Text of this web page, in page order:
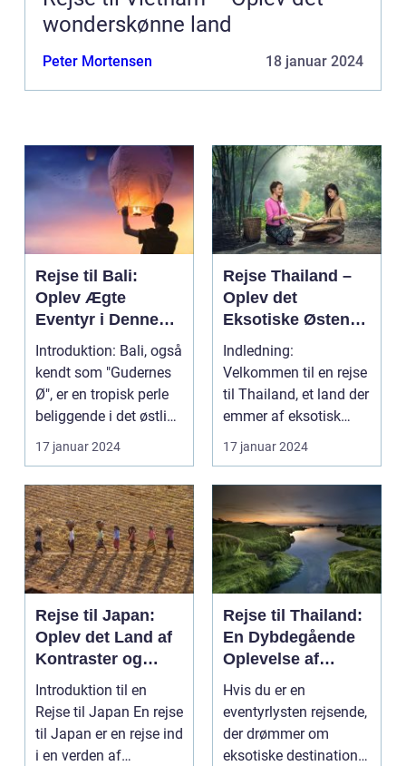
wonderskønne land
Peter Mortensen 18 januar 2024
Rejse til Bali:
Oplev Ægte
Eventyr i Denne
Indonesiske
Drømmedestinatio
n
Introduktion: Bali, også
kendt som "Gudernes
Ø", er en tropisk perle
beliggende i det østlige
Indon...
17 januar 2024
Rejse Thailand –
Oplev det
Eksotiske Østens
Vidunderland
Indledning:
Velkommen til en rejse
til Thailand, et land der
emmer af eksotisk
kultur, smukke strand...
17 januar 2024
Rejse til Japan:
Oplev det Land af
Kontraster og
Skønhed
Introduktion til en
Rejse til Japan En rejse
til Japan er en rejse ind
i en verden af
Rejse til Thailand:
En Dybdegående
Oplevelse af
Eventyr og Kultur
Hvis du er en
eventyrlysten rejsende,
der drømmer om
eksotiske destinationer